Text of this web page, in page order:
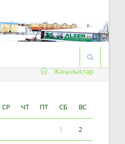
Жаңалықтар
СР ЧТ ПТ СБ ВС
1 2